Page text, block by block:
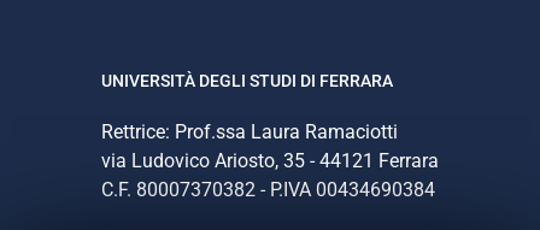
UNIVERSITÀ DEGLI STUDI DI FERRARA
Rettrice: Prof.ssa Laura Ramaciotti
via Ludovico Ariosto, 35 - 44121 Ferrara
C.F. 80007370382 - P.IVA 00434690384